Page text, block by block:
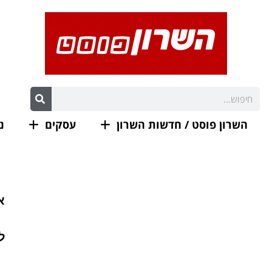
השרון פוסט / חדשות השרון עסקים